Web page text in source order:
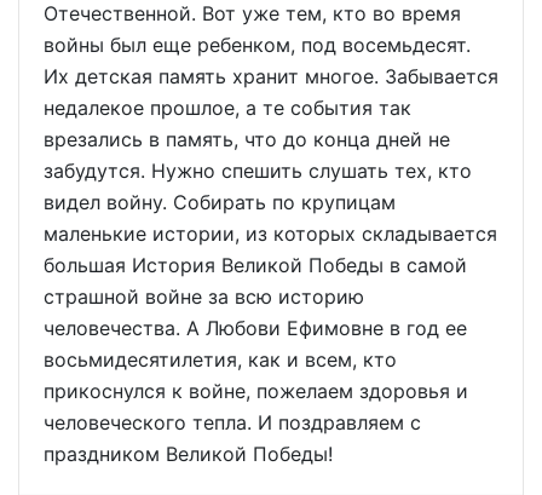
Отечественной. Вот уже тем, кто во время
войны был еще ребенком, под восемьдесят.
Их детская память хранит многое. Забывается
недалекое прошлое, а те события так
врезались в память, что до конца дней не
забудутся. Нужно спешить слушать тех, кто
видел войну. Собирать по крупицам
маленькие истории, из которых складывается
большая История Великой Победы в самой
страшной войне за всю историю
человечества. А Любови Ефимовне в год ее
восьмидесятилетия, как и всем, кто
прикоснулся к войне, пожелаем здоровья и
человеческого тепла. И поздравляем с
праздником Великой Победы!